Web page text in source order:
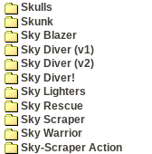
Skulls
Skunk
Sky Blazer
Sky Diver (v1)
Sky Diver (v2)
Sky Diver!
Sky Lighters
Sky Rescue
Sky Scraper
Sky Warrior
Sky-Scraper Action